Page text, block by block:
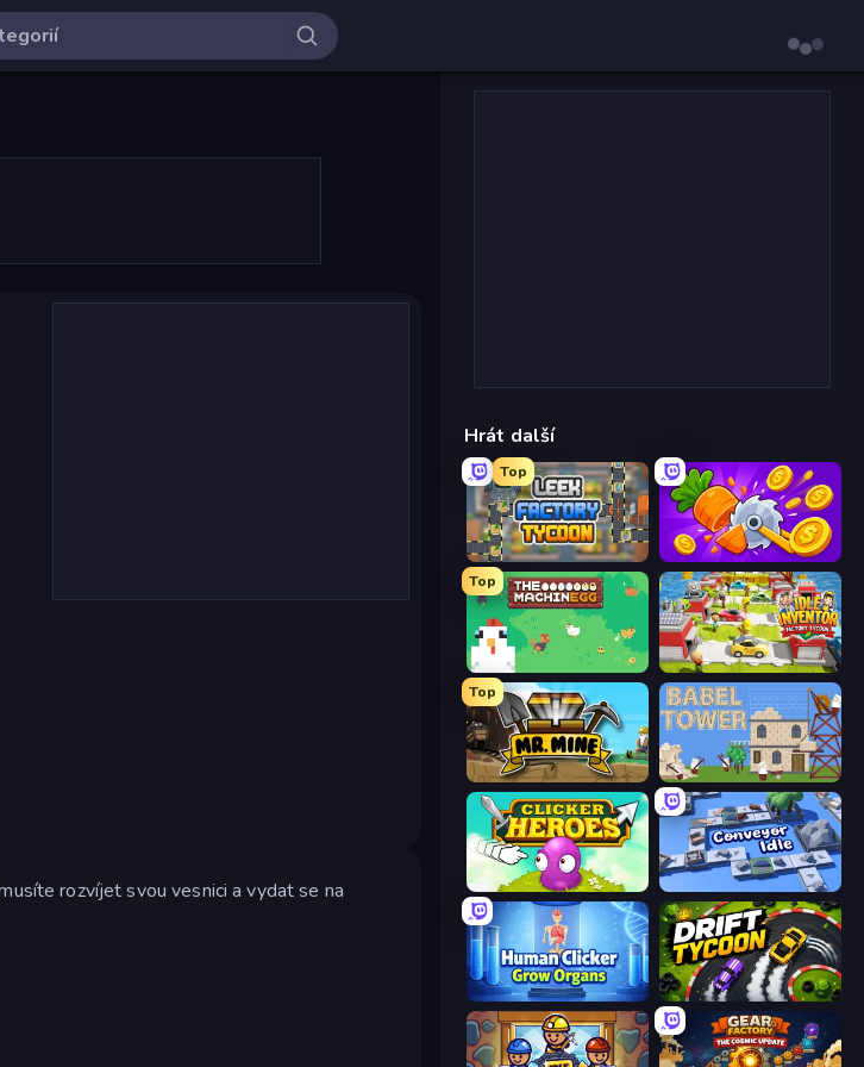
rozvíjet svou vesnici a vydat se na
Hrát další
Top
Leek Factory Tycoon Farm Ring Idle
Top
The MachinEGG Idle Inventor
Top
Mr. Mine Babel Tower
Clicker Heroes Conveyor Idle
Human Clicker: Grow Organs Drift Tycoon